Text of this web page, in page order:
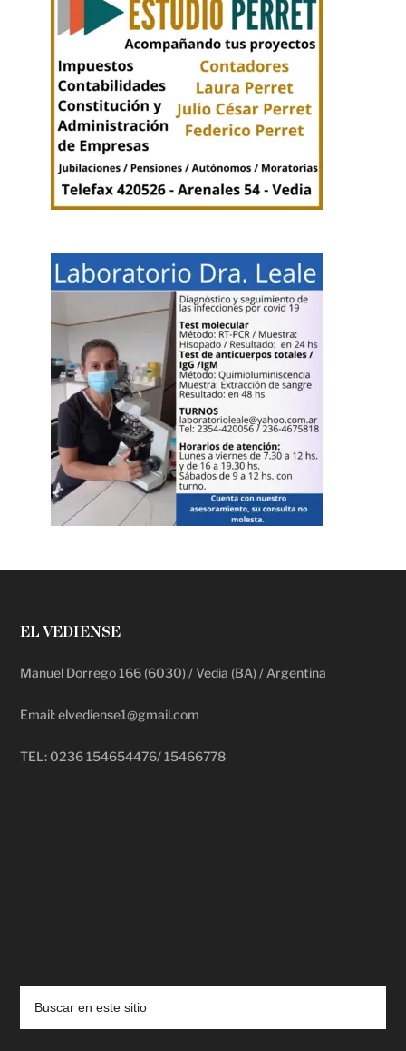
EL VEDIENSE
Manuel Dorrego 166 (6030) / Vedia (BA) / Argentina
Email: elvediense1@gmail.com
TEL: 0236 154654476/ 15466778